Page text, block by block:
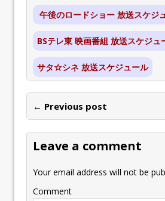
午後のロードショー 放送スケジ
BSテレ東 映画番組 放送スケジュ
サタ☆シネ 放送スケジュール
← Previous post
Leave a comment
Your email address will not be
Comment